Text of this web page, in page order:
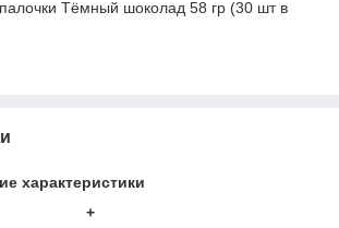
Тёмный шоколад 58 гр (30 шт в
характеристики
+